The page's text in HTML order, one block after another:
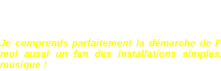
Je comprends parfaitement la démarche de
moi aussi un fan des installations
musique !